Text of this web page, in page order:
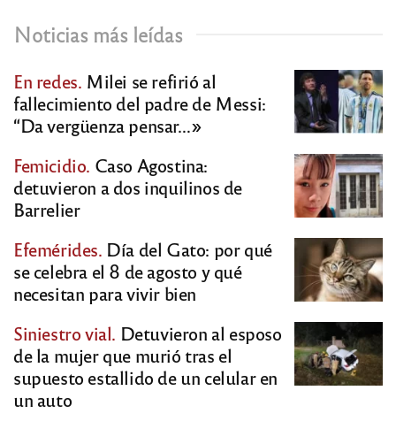
Noticias más leídas
En redes. Milei se refirió al
fallecimiento del padre de Messi:
“Da vergüenza pensar…»
Femicidio. Caso Agostina:
detuvieron a dos inquilinos de
Barrelier
Efemérides. Día del Gato: por qué
se celebra el 8 de agosto y qué
necesitan para vivir bien
Siniestro vial. Detuvieron al esposo
de la mujer que murió tras el
supuesto estallido de un celular en
un auto